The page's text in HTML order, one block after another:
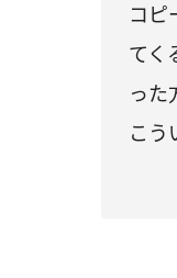
コピ
てく
った
こう